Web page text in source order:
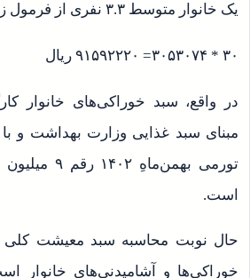
یک خانوار متوسط ۳.۳ نفری از فرمول زیر به دست می‌آید:
۳۰ * ۳۰۵۳۰۷۴= ۹۱۵۹۲۲۲۰ ریال
مبنای سبد غذایی وزارت بهداشت و با
است.
حال نوبت محاسبه سبد معیشت
خوراکی‌ها و آشامیدنی‌های خانوار